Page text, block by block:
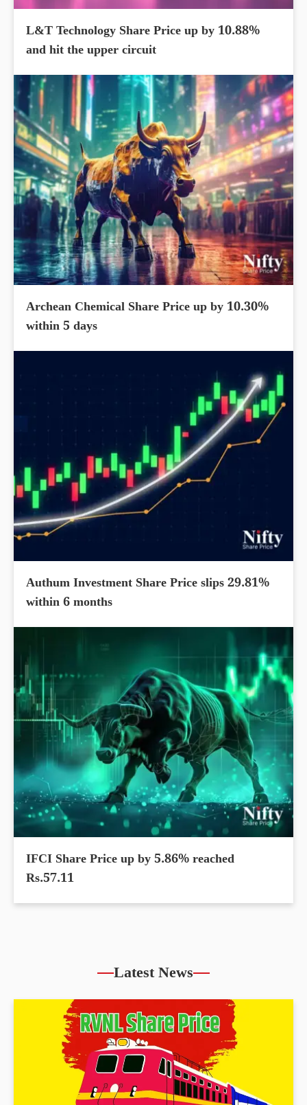
L&T Technology Share Price up by 10.88%
and hit the upper circuit
Archean Chemical Share Price up by 10.30%
within 5 days
Authum Investment Share Price slips 29.81%
within 6 months
IFCI Share Price up by 5.86% reached
Rs.57.11
Latest News